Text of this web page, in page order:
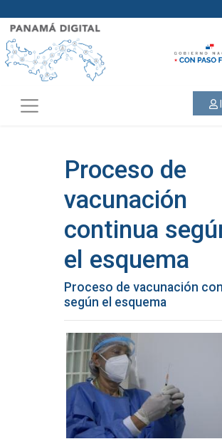
Proceso de
vacunación
continua
el esquema
Proceso de vacunación
según el esquema